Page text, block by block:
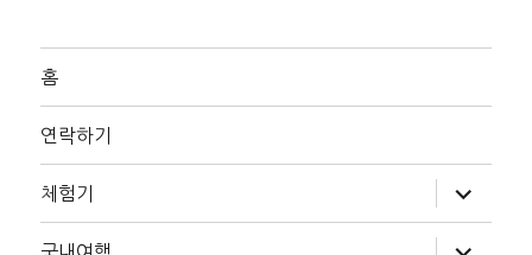
홈
연락하기
체험기
위
메